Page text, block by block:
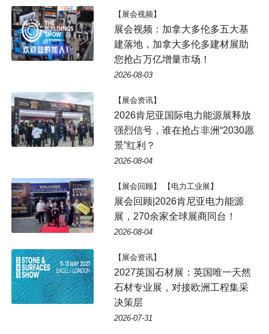
【展会视频】
展会视频：加拿大多伦多五大基
建落地，加拿大多伦多建材展助
您抢占万亿增量市场！
2026-08-03
【展会资讯】
2026肯尼亚国际电力能源展释放
强烈信号，谁在抢占非洲“2030愿
景”红利？
2026-08-04
【展会回顾】 【电力工业展】
展会回顾|2026肯尼亚电力能源
展，270余家全球展商同台！
2026-08-04
【展会资讯】
2027英国石材展：英国唯一天然
石材专业展，对接欧洲工程集采
决策层
2026-07-31